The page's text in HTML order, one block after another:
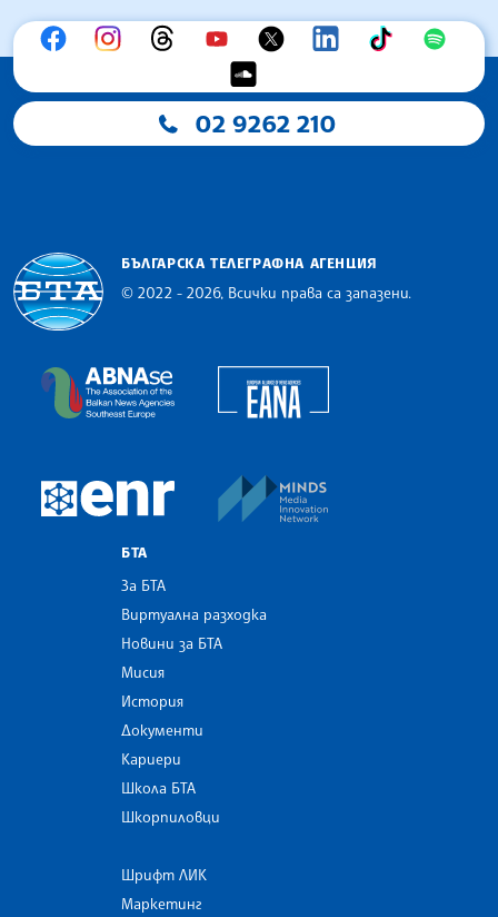
02 9262 210
БЪЛГАРСКА ТЕЛЕГРАФНА АГЕНЦИЯ
© 2022 - 2026, Всички права са запазени.
The Assocoation of the Balkan News Agencies
European Newsroom
БТА
За БТА
Виртуална разходка
Новини за БТА
Мисия
История
Документи
Кариери
Школа БТА
Шкорпиловци
Шрифт ЛИК
Маркетинг